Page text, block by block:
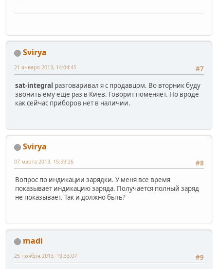
Svirya
#7
21 января 2013, 14:04:45
sat-integral разговаривал я с продавцом. Во вторник буду
звонить ему еще раз в Киев. Говорит поменяет. Но вроде
как сейчас приборов нет в наличии.
Svirya
#8
07 марта 2013, 15:59:26
Вопрос по индикации зарядки. У меня все время
показывает индикацию заряда. Получается полный заряд
не показывает. Так и должно быть?
madi
#9
25 ноября 2013, 19:33:07